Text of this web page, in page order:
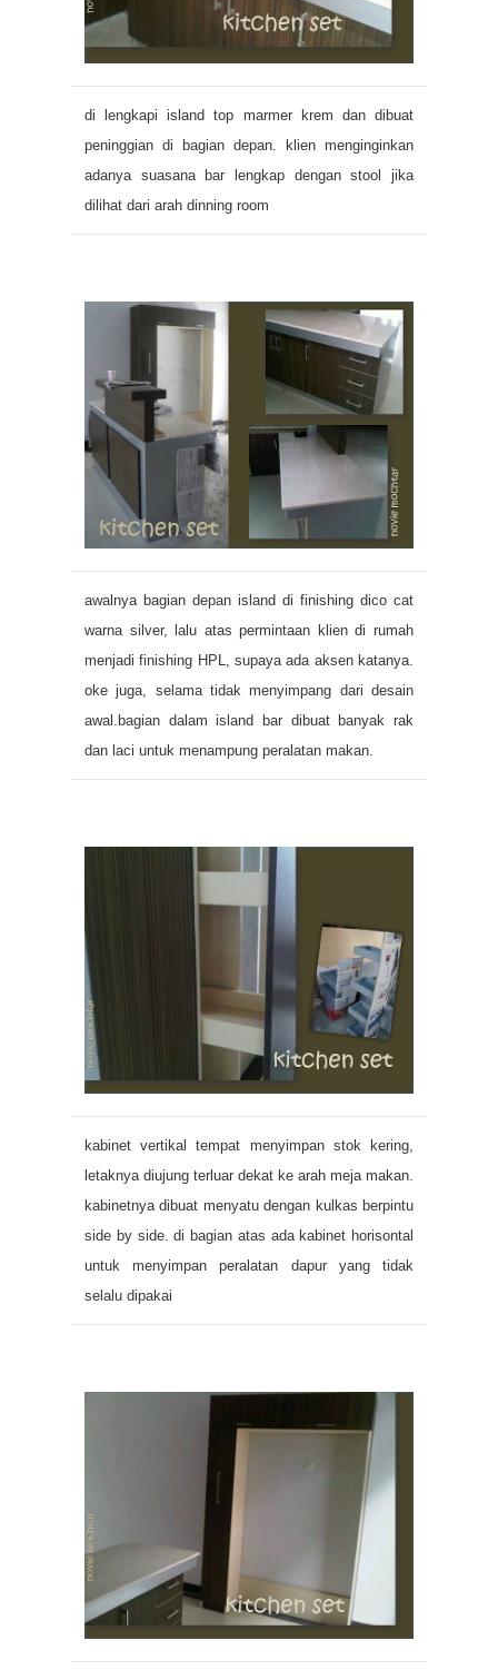
di lengkapi island top marmer krem dan dibuat
peninggian di bagian depan. klien menginginkan
adanya suasana bar lengkap dengan stool jika
dilihat dari arah dinning room
awalnya bagian depan island di finishing dico cat
warna silver, lalu atas permintaan klien di rumah
menjadi finishing HPL, supaya ada aksen katanya.
oke juga, selama tidak menyimpang dari desain
awal.bagian dalam island bar dibuat banyak rak
dan laci untuk menampung peralatan makan.
kabinet vertikal tempat menyimpan stok kering,
letaknya diujung terluar dekat ke arah meja makan.
kabinetnya dibuat menyatu dengan kulkas berpintu
side by side. di bagian atas ada kabinet horisontal
untuk menyimpan peralatan dapur yang tidak
selalu dipakai